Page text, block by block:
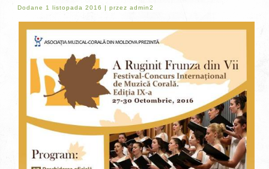
Dodane 1 listopada 2016 |przez admin2